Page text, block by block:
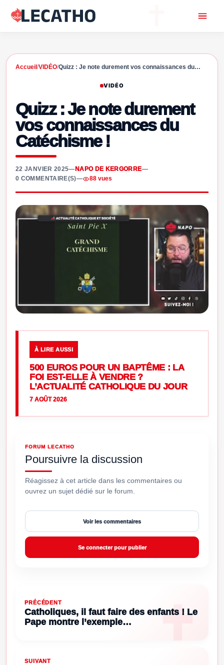
Accueil /VIDÉO/Quizz : Je note durement vos connaissances du…
VIDÉO
Quizz : Je note durement
vos connaissances du
Catéchisme !
22 JANVIER 2025— NAPO DE KERGORRE—
0 COMMENTAIRE(S)— 88 vues
À LIRE AUSSI
500 EUROS POUR UN BAPTÊME : LA
FOI EST-ELLE À VENDRE ?
L’ACTUALITÉ CATHOLIQUE DU JOUR
7 AOÛT 2026
FORUM LECATHO
Poursuivre la discussion
Réagissez à cet article dans les commentaires ou
ouvrez un sujet dédié sur le forum.
Voir les commentaires
Se connecter pour publier
PRÉCÉDENT
Catholiques, il faut faire des enfants ! Le
Pape montre l’exemple…
SUIVANT